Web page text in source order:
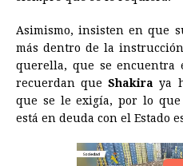
Asimismo, insisten en que
más dentro de la
querella, que se
recuerdan queShakira ya
que se le exigía, por lo
está en deuda con el Estado